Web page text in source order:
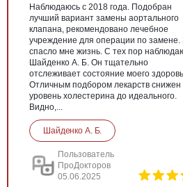
Наблюдаюсь с 2018 года. Подобран
лучший вариант замены аортального
клапана, рекомендовано лечебное
учреждение для операции по замене.
спасло мне жизнь. С тех пор
Шайденко А. Б. Он тщательно
отслеживает состояние моего
Отличным подбором лекарств снижен
уровень холестерина до идеального.
Видно,...
Шайденко А. Б.
Пользователь
ПроДокторов
05.06.2025